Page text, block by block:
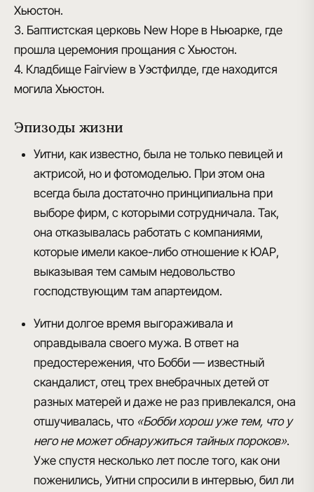
Хьюстон.
3. Баптистская церковь New Hope в Ньюарке, где
прошла церемония прощания с Хьюстон.
4. Кладбище Fairview в Уэстфилде, где находится
могила Хьюстон.
Эпизоды жизни
Уитни, как известно, была не только певицей и
актрисой, но и фотомоделью. При этом она
всегда была достаточно принципиальна при
выборе фирм, с которыми сотрудничала. Так,
она отказывалась работать с компаниями,
которые имели какое-либо отношение к ЮАР,
выказывая тем самым недовольство
господствующим там апартеидом.
Уитни долгое время выгораживала и
оправдывала своего мужа. В ответ на
предостережения, что Бобби — известный
скандалист, отец трех внебрачных детей от
разных матерей и даже не раз привлекался, она
отшучивалась, что «Бобби хорош уже тем, что у
него не может обнаружиться тайных пороков».
Уже спустя несколько лет после того, как они
поженились, Уитни спросили в интервью, бил ли